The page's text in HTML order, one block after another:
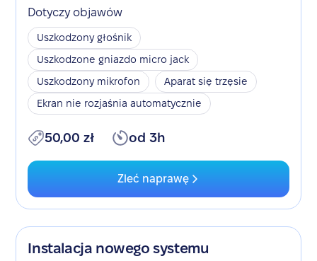
Dotyczy objawów
Uszkodzony głośnik
Uszkodzone gniazdo micro jack
Uszkodzony mikrofon
Aparat się trzęsie
Ekran nie rozjaśnia automatycznie
50,00 zł od 3h
Zleć naprawę
Instalacja nowego systemu